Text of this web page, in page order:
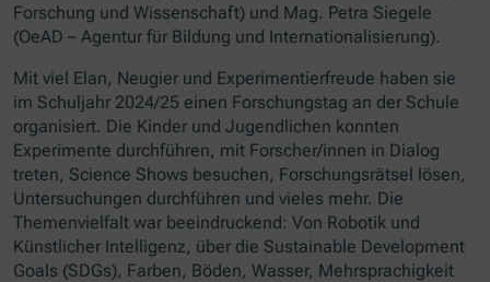
Forschung und Wissenschaft) und Mag. Petra Siegele
(OeAD – Agentur für Bildung und Internationalisierung).
Mit viel Elan, Neugier und Experimentierfreude haben sie
im Schuljahr 2024/25 einen Forschungstag an der Schule
organisiert. Die Kinder und Jugendlichen konnten
Experimente durchführen, mit Forscher/innen in Dialog
treten, Science Shows besuchen, Forschungsrätsel lösen,
Untersuchungen durchführen und vieles mehr. Die
Themenvielfalt war beeindruckend: Von Robotik und
Künstlicher Intelligenz, über die Sustainable Development
Goals (SDGs), Farben, Böden, Wasser, Mehrsprachigkeit